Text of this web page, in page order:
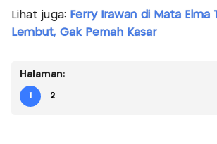
Lihat juga: Ferry Irawan di Mata Elma
Lembut, Gak Pernah Kasar
Halaman:
1 2